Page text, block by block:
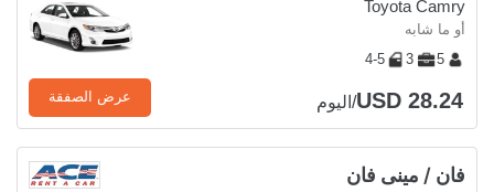
Toyota Camry
أو ما شابه
5
3
4-5
USD 28.24/اليوم عرض الصفقة
فان / مينى فان